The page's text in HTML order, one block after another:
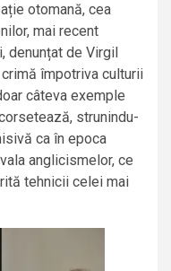
otomană, cea
mai recent
denunțat de Virgil
împotriva culturii
câteva exemple
strunindu-
ca în epoca
anglicismelor, ce
tehnicii celei mai